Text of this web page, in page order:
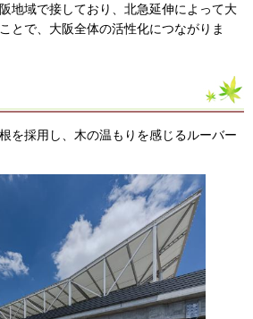
地域で接しており、北急延伸によって大
とで、大阪全体の活性化につながりま
を採用し、木の温もりを感じるルーバー